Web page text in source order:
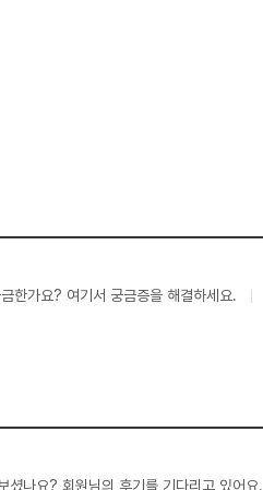
한가요? 여기서 궁금증을 해결하세요.
셨나요? 회원님의 후기를 기다리고 있어요.